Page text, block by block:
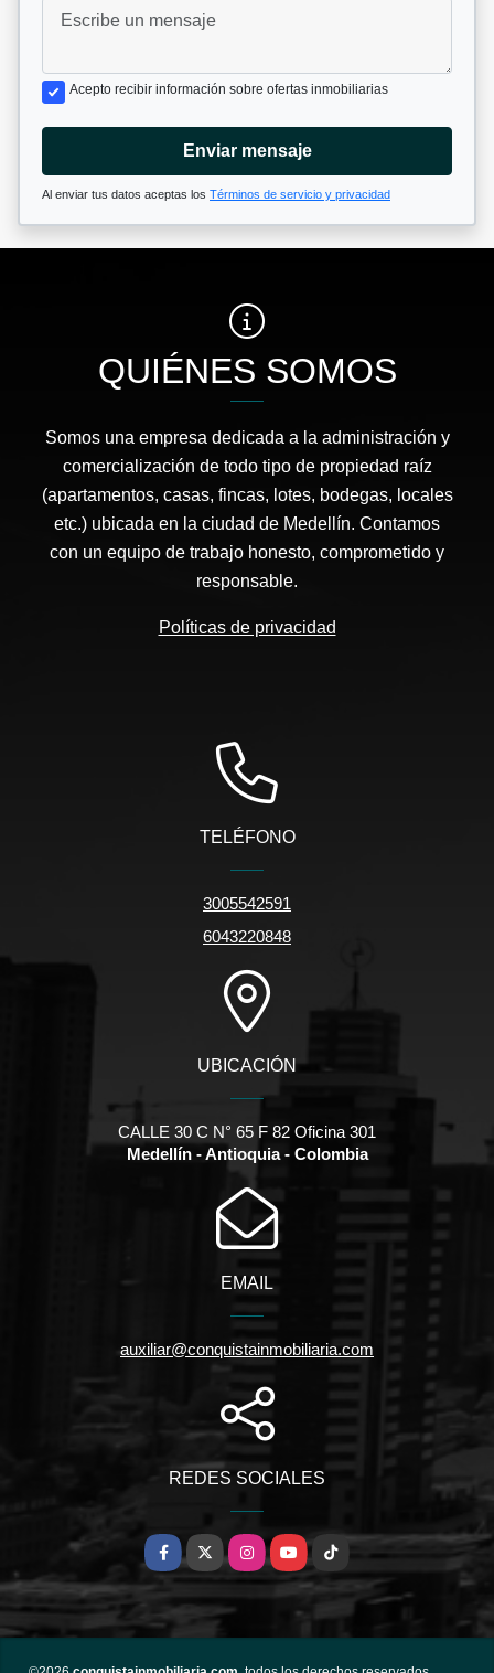
Acepto recibir información sobre ofertas inmobiliarias
Enviar mensaje
Al enviar tus datos aceptas los Términos de servicio y privacidad
QUIÉNES SOMOS
Somos una empresa dedicada a la administración y
comercialización de todo tipo de propiedad raíz
(apartamentos, casas, fincas, lotes, bodegas, locales
etc.) ubicada en la ciudad de Medellín. Contamos
con un equipo de trabajo honesto, comprometido y
responsable.
Políticas de privacidad
TELÉFONO
3005542591
6043220848
UBICACIÓN
CALLE 30 C N° 65 F 82 Oficina 301
Medellín - Antioquia - Colombia
EMAIL
auxiliar@conquistainmobiliaria.com
REDES SOCIALES
Facebook
X InstagramYouTubeTikTok